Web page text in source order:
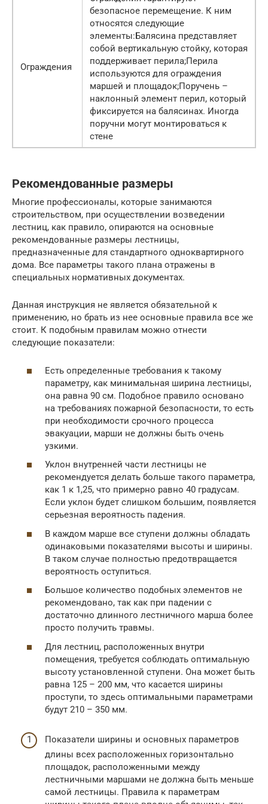
Ограждения
безопасное перемещение. К ним
относятся следующие
элементы:Балясина представляет
собой вертикальную стойку, которая
поддерживает перила;Перила
используются для ограждения
маршей и площадок;Поручень –
наклонный элемент перил, который
фиксируется на балясинах. Иногда
поручни могут монтироваться к
стене
Рекомендованные размеры
Многие профессионалы, которые занимаются
строительством, при осуществлении возведении
лестниц, как правило, опираются на основные
рекомендованные размеры лестницы,
предназначенные для стандартного одноквартирного
дома. Все параметры такого плана отражены в
специальных нормативных документах.
Данная инструкция не является обязательной к
применению, но брать из нее основные правила все же
стоит. К подобным правилам можно отнести
следующие показатели:
Есть определенные требования к такому
параметру, как минимальная ширина лестницы,
она равна 90 см. Подобное правило основано
на требованиях пожарной безопасности, то есть
при необходимости срочного процесса
эвакуации, марши не должны быть очень
узкими.
Уклон внутренней части лестницы не
рекомендуется делать больше такого параметра,
как 1 к 1,25, что примерно равно 40 градусам.
Если уклон будет слишком большим, появляется
серьезная вероятность падения.
В каждом марше все ступени должны обладать
одинаковыми показателями высоты и ширины.
В таком случае полностью предотвращается
вероятность оступиться.
Большое количество подобных элементов не
рекомендовано, так как при падении с
достаточно длинного лестничного марша более
просто получить травмы.
Для лестниц, расположенных внутри
помещения, требуется соблюдать оптимальную
высоту установленной ступени. Она может быть
равна 125 – 200 мм, что касается ширины
проступи, то здесь оптимальными параметрами
будут 210 – 350 мм.
Показатели ширины и основных параметров
длины всех расположенных горизонтально
площадок, расположенными между
лестничными маршами не должна быть меньше
самой лестницы. Правила к параметрам